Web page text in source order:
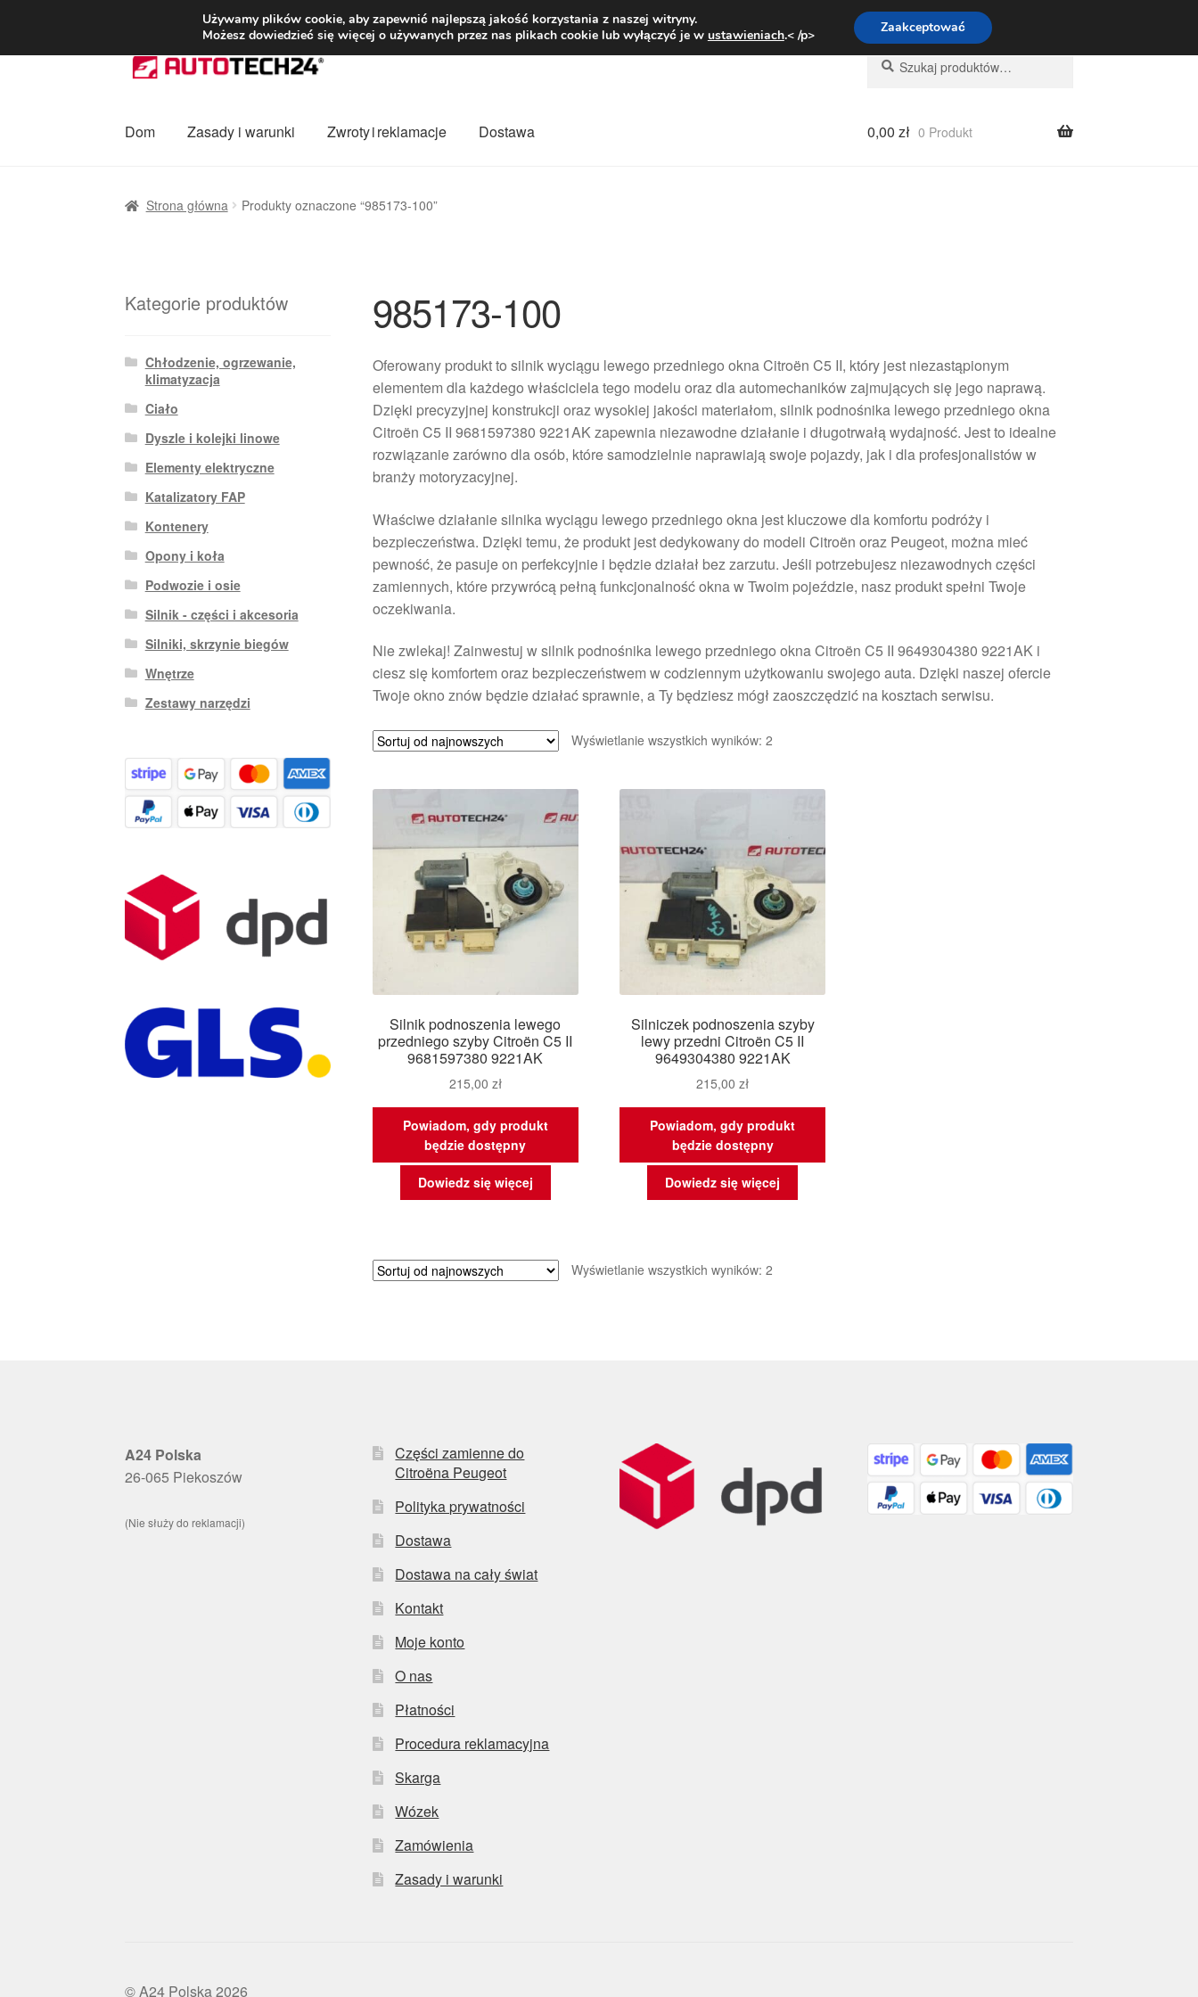
DOSTAWA od 31 zł Pn.-pt. 9:00-16:00800 003 167
Przejdź
do
Przejdź
do
Szukaj:
Szukaj
Dom Zasady i warunki Zwroty i reklamacje Dostawa 0,00 zł 0 Produkt
Strona główna Produkty oznaczone “985173-100”
985173-100
Oferowany produkt to silnik wyciągu lewego przedniego okna Citroën C5 II, który jest niezastąpionym
elementem dla każdego właściciela tego modelu oraz dla automechaników zajmujących się jego naprawą.
Dzięki precyzyjnej konstrukcji oraz wysokiej jakości materiałom, silnik podnośnika lewego przedniego okna
Citroën C5 II 9681597380 9221AK zapewnia niezawodne działanie i długotrwałą wydajność. Jest to idealne
rozwiązanie zarówno dla osób, które samodzielnie naprawiają swoje pojazdy, jak i dla profesjonalistów w
branży motoryzacyjnej.
Właściwe działanie silnika wyciągu lewego przedniego okna jest kluczowe dla komfortu podróży i
bezpieczeństwa. Dzięki temu, że produkt jest dedykowany do modeli Citroën oraz Peugeot, można mieć
pewność, że pasuje on perfekcyjnie i będzie działał bez zarzutu. Jeśli potrzebujesz niezawodnych części
zamiennych, które przywrócą pełną funkcjonalność okna w Twoim pojeździe, nasz produkt spełni Twoje
oczekiwania.
Nie zwlekaj! Zainwestuj w silnik podnośnika lewego przedniego okna Citroën C5 II 9649304380 9221AK i
ciesz się komfortem oraz bezpieczeństwem w codziennym użytkowaniu swojego auta. Dzięki naszej ofercie
Twoje okno znów będzie działać sprawnie, a Ty będziesz mógł zaoszczędzić na kosztach serwisu.
Wyświetlanie wszystkich wyników: 2Posortowane
Silnik podnoszenia lewego
przedniego szyby Citroën C5 II
9681597380 9221AK
215,00 zł
Powiadom, gdy produkt
będzie dostępny
Dowiedz się więcej
Silniczek podnoszenia szyby
lewy przedni Citroën C5 II
9649304380 9221AK
215,00zł
Powiadom, gdy produkt
będzie dostępny
Dowiedz się więcej
Wyświetlanie wszystkich wyników: 2Posortowane
Kategorie produktów
Chłodzenie, ogrzewanie,
klimatyzacja
Ciało
Dyszle i kolejki linowe
Elementy elektryczne
Katalizatory FAP
Kontenery
Opony i koła
Podwozie i osie
Silnik - części i akcesoria
Silniki, skrzynie biegów
Wnętrze
Zestawy narzędzi
A24 Polska
26-065 Piekoszów
(Nie służy do reklamacji)
Części zamienne do
Citroëna Peugeot
Polityka prywatności
Dostawa
Dostawa na cały świat
Kontakt
Moje konto
O nas
Płatności
Procedura reklamacyjna
Skarga
Wózek
Zamówienia
Zasady i warunki
© A24 Polska 2026
Używamy plików cookie, aby zapewnić najlepszą jakość korzystania z naszej witryny.
Możesz dowiedzieć się więcej o używanych przez nas plikach cookie lub wyłączyć je w ustawieniach.< /p> Zaakceptować